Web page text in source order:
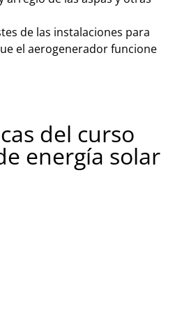
de las instalaciones para
el aerogenerador funcione
del curso
energía solar